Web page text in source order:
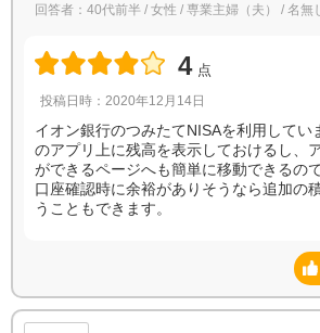
回答者：40代前半 / 女性 / 専業主婦（夫） / 名無
4 点
投稿日時：2020年12月14日
イオン銀行のつみたてNISAを利用してい
のアプリ上に残高を表示しておけるし、
ができるページへも簡単に移動できるの
口座確認時に余裕がありそうなら追加の
うこともできます。